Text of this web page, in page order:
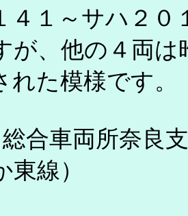
４１～サハ２
が、他の４両
れた模様です。
合車両所奈良
東線）